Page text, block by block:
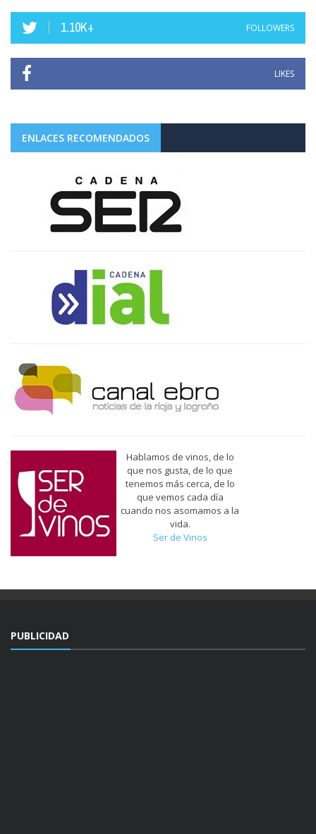
1.10K+ FOLLOWERS
LIKES
ENLACES RECOMENDADOS
Hablamos de vinos, de lo
que nos gusta, de lo que
tenemos más cerca, de lo
que vemos cada día
cuando nos asomamos a la
vida.
Ser de Vinos
PUBLICIDAD